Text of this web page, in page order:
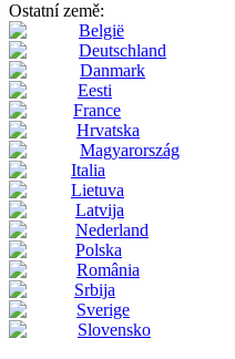
Ostatní země:
België
Deutschland
Danmark
Eesti
France
Hrvatska
Magyarország
Italia
Lietuva
Latvija
Nederland
Polska
România
Srbija
Sverige
Slovensko